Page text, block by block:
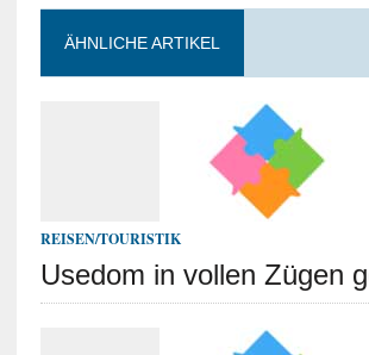
ÄHNLICHE ARTIKEL
REISEN/TOURISTIK
Usedom in vollen Zügen